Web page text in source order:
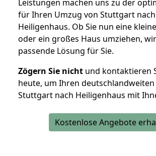
Leistungen machen uns zu der
für Ihren Umzug von Stuttgart nach
Heiligenhaus. Ob Sie nun eine
oder ein großes Haus umziehen,
passende Lösung für Sie.
Zögern Sie nicht und kontaktieren
heute, um Ihren
Stuttgart nach Heiligenhaus mit
Kostenlose Angebote